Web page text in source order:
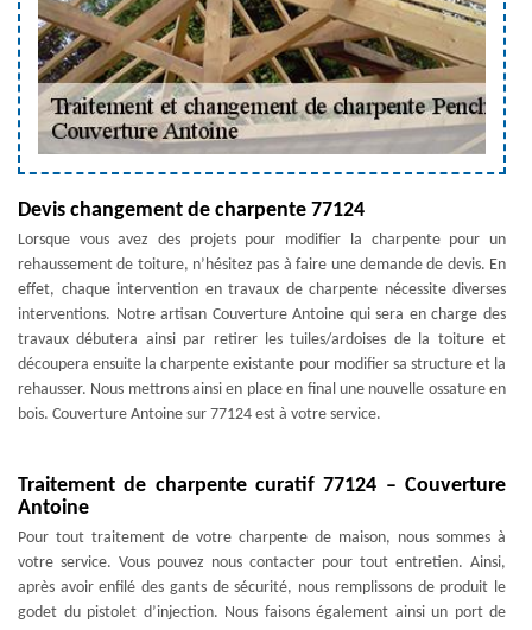
Devis changement de charpente 77124
Lorsque vous avez des projets pour modifier la charpente pour un
rehaussement de toiture, n’hésitez pas à faire une demande de devis. En
effet, chaque intervention en travaux de charpente nécessite diverses
interventions. Notre artisan Couverture Antoine qui sera en charge des
travaux débutera ainsi par retirer les tuiles/ardoises de la toiture et
découpera ensuite la charpente existante pour modifier sa structure et la
rehausser. Nous mettrons ainsi en place en final une nouvelle ossature en
bois. Couverture Antoine sur 77124 est à votre service.
Traitement de charpente curatif 77124 – Couverture
Antoine
Pour tout traitement de votre charpente de maison, nous sommes à
votre service. Vous pouvez nous contacter pour tout entretien. Ainsi,
après avoir enfilé des gants de sécurité, nous remplissons de produit le
godet du pistolet d’injection. Nous faisons également ainsi un port de